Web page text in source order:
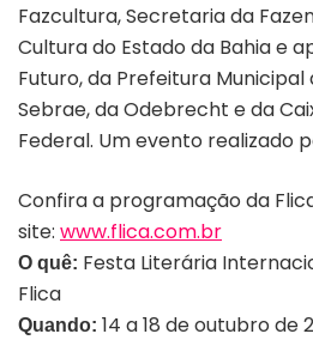
Fazcultura, Secretaria da
Cultura do Estado da Bahia e
Futuro, da Prefeitura Municipal
Sebrae, da Odebrecht e da
Federal. Um evento realizado
Confira a programação da
site: www.flica.com.br
O quê: Festa Literária
Flica
Quando: 14 a 18 de outubro de